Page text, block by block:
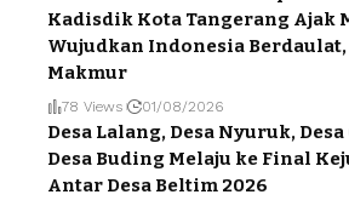
Kadisdik Kota Tangerang Ajak
Wujudkan Indonesia
Makmur
78 Views 01/08/2026
Desa Lalang, Desa Nyuruk,
Desa Buding Melaju ke Final
Antar Desa Beltim 2026